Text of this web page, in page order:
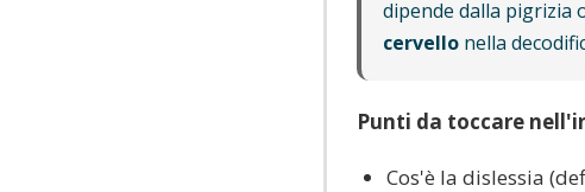
dipende dalla pigrizia
cervello nella
Punti da toccare
Cos'è la dislessia